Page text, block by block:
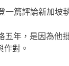
篇評論新加坡
五年，是因為他
對。